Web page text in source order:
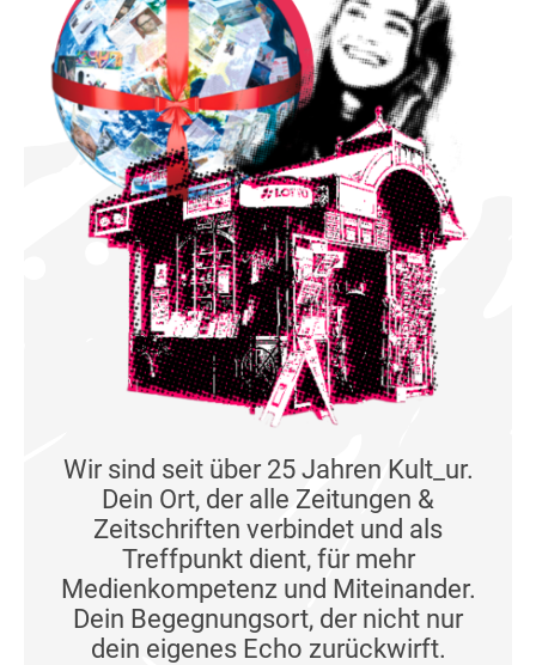
Wir sind seit über 25 Jahren Kult_ur.
Dein Ort, der alle Zeitungen &
Zeitschriften verbindet und als
Treffpunkt dient, für mehr
Medienkompetenz und Miteinander.
Dein Begegnungsort, der nicht nur
dein eigenes Echo zurückwirft.